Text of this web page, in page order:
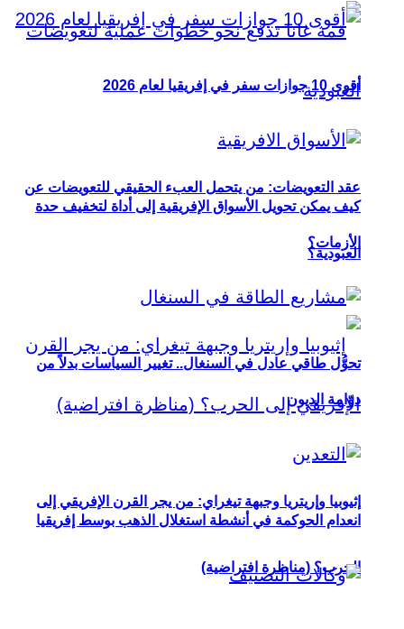
عقد التعويضات: من يتحمل العبء الحقيقي للتعويضات عن
العبودية؟
إثيوبيا وإريتريا وجبهة تيغراي: من يجر القرن الإفريقي إلى
الحرب؟ (مناظرة افتراضية)
أقوى 10 جوازات سفر في إفريقيا لعام 2026
كيف يمكن تحويل الأسواق الإفريقية إلى أداة لتخفيف حدة
الأزمات؟
تحوُّل طاقي عادل في السنغال.. تغيير السياسات بدلاً من
دوّامة الديون
انعدام الحوكمة في أنشطة استغلال الذهب بوسط إفريقيا